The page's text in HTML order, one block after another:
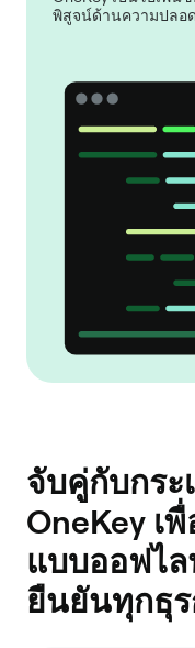
พิสูจน์ด้านความปลอ
จับคู่กับกระ
OneKey เ
แบบออฟไ
ยืนยันทุกธุ